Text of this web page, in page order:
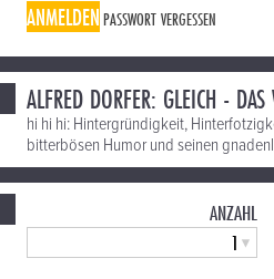
ANMELDENPASSWORT VERGESSEN
ALFRED DORFER: GLEICH -
hi hi hi: Hintergründigkeit,
bitterbösen Humor und seinen
ANZAHL